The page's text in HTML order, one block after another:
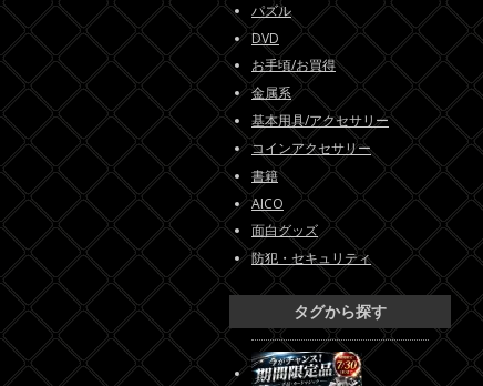
パズル
DVD
お手頃/お買得
金属系
基本用具/アクセサリー
コインアクセサリー
書籍
AICO
面白グッズ
防犯・セキュリティ
タグから探す